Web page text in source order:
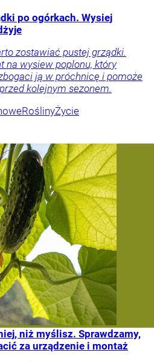
po ogórkach. Wysiej
zostawiać pustej grządki.
na wysiew poplonu, który
ją w próchnicę i pomoże
kolejnym sezonem.
RoślinyŻycie
niż myślisz. Sprawdzamy,
za urządzenie i montaż